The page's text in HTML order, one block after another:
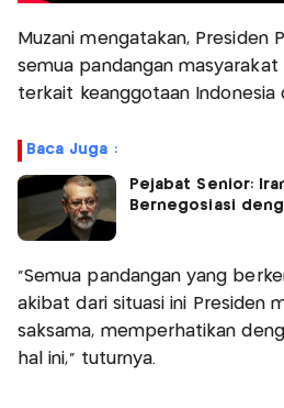
Muzani mengatakan, Presiden
semua pandangan
terkait keanggotaan Indonesia
Baca Juga :
Pejabat Senior:
Bernegosiasi
"Semua pandangan yang
akibat dari situasi ini Presiden
saksama, memperhatikan
hal ini," tuturnya.